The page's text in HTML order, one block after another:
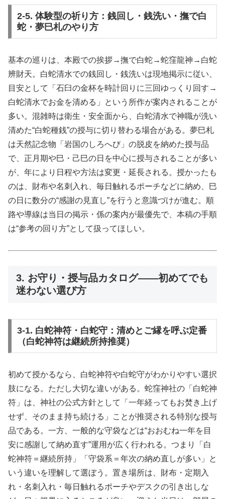
2-5. 体験型の祈り方：銭回し・銭洗い・撫で白
蛇・夢巳札のやり方
基本の巡りは、本殿での挨拶→撫で白蛇→蛇窪龍神→白蛇
辨財天。白蛇清水での銭回し・銭洗いは現地掲示に従い、
目安として「石臼の金杯を時計回りに三回ゆっくり回す→
白蛇清水でお金を清める」という所作が案内されることが
多い。混雑時は衛生・安全面から、白蛇清水で神職が洗い
清めた“白蛇種銭”の授与に切り替わる場合がある。夢巳札
は天然記念物「岩国のしろへび」の脱皮を納めた授与品
で、正月期や巳・己巳の日を中心に授与されることが多い
が、年により日程や方法は変更・延長される。授かったも
のは、財布や名刺入れ、毎日触れるポーチなどに納め、巳
の日に数分の“感謝の見直し”を行うと意識づけが進む。順
路や導線は当日の掲示・係の案内が最優先で、本稿の手順
は“参考の回り方”として扱ってほしい。
3. お守り・授与品カタログ――初めてでも
迷わない選び方
3-1. 白蛇神符・白蛇守：清めとご縁を呼ぶ定番
（白蛇神符は継続所持推奨）
初めて授かるなら、白蛇神符や白蛇守がわかりやすい選択
肢になる。ただし大切な違いがある。蛇窪神社の「白蛇神
符」は、神社の公式方針として「一年経ってもお焚き上げ
せず、そのまま持ち続ける」ことが推奨される特別な授与
品である。一方、一般的な守袋などは“おおむね一年を目
安に感謝して納め直す”運用が広く行われる。つまり「白
蛇神符＝継続所持」「守袋系＝年次の納め直しが多い」と
いう違いを理解して選ぼう。置き場所は、財布・定期入
れ・名刺入れ・毎日触れるポーチやデスクの引き出しな